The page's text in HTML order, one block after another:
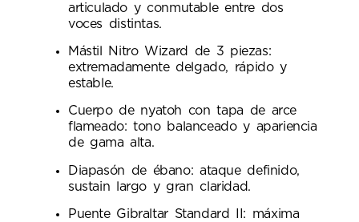
articulado y conmutable entre dos
voces distintas.
Mástil Nitro Wizard de 3 piezas:
extremadamente delgado, rápido y
estable.
Cuerpo de nyatoh con tapa de arce
flameado: tono balanceado y apariencia
de gama alta.
Diapasón de ébano: ataque definido,
sustain largo y gran claridad.
Puente Gibraltar Standard II: máxima